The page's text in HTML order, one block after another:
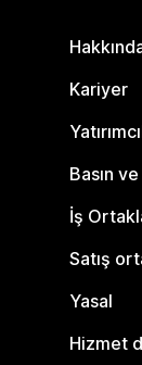
Kariyer
Basın
İş
Satış
Yasal
Hizmet